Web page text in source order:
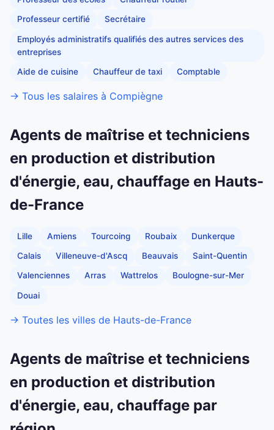
Professeur certifié Secrétaire
Employés administratifs qualifiés des autres services des
entreprises
Aide de cuisine Chauffeur de taxi Comptable
→ Tous les salaires à Compiègne
Agents de maîtrise et techniciens
en production et distribution
d'énergie, eau, chauffage en Hauts-
de-France
Lille Amiens Tourcoing Roubaix Dunkerque
Calais Villeneuve-d'Ascq Beauvais Saint-Quentin
Valenciennes Arras Wattrelos Boulogne-sur-Mer
Douai
→ Toutes les villes de Hauts-de-France
Agents de maîtrise et techniciens
en production et distribution
d'énergie, eau, chauffage par